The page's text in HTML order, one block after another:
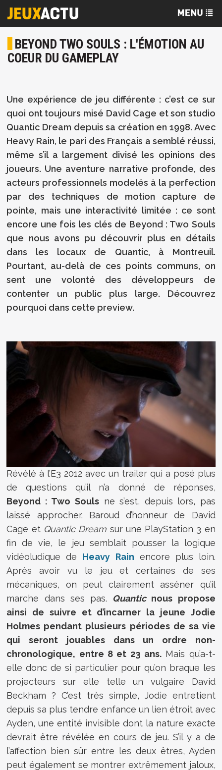
BEYOND TWO SOULS : L'ÉMOTION AU
COEUR DU GAMEPLAY
Une expérience de jeu différente : c’est ce sur
quoi ont toujours misé David Cage et son studio
Quantic Dream depuis sa création en 1998. Avec
Heavy Rain, le pari des Français a semblé réussi,
même s’il a largement divisé les opinions des
joueurs. Une aventure narrative profonde, des
acteurs professionnels modelés à la perfection
par des techniques de motion capture de
pointe, mais une interactivité limitée : ce sont
encore une fois les clés de Beyond : Two Souls
que nous avons pu découvrir plus en détails
dans les locaux de Quantic, à Montreuil.
Pourtant, au-delà de ces points communs, on
sent une volonté des développeurs de
contenter un public plus large. Découvrez
pourquoi dans cette preview.
Révélé à l’E3 2012 avec un trailer qui a posé plus
de questions qu’il n’a donné de réponses,
Beyond : Two Soulsne s’est, depuis lors, pas
laissé approcher. Baroud d’honneur de David
Cage et Quantic Dream sur une PlayStation 3 en
fin de vie, le jeu semblait pousser la logique
vidéoludique de Heavy Rain encore plus loin.
Après avoir vu le jeu et certaines de ses
mécaniques, on peut clairement asséner qu’il
marche dans ses pas. Quanticnous propose
ainsi de suivre et d’incarner la jeune Jodie
Holmes pendant plusieurs périodes de sa vie
qui seront jouables dans un ordre non-
chronologique, entre 8 et 23 ans.Mais qu’a-t-
elle donc de si particulier pour qu’on braque les
projecteurs sur elle telle un vulgaire David
Beckham ? C’est très simple, Jodie entretient
depuis sa plus tendre enfance un lien étroit avec
Ayden, une entité invisible dont la nature exacte
devrait être révélée en cours de jeu. S’il y a de
l’affection bien sûr entre les deux êtres, Ayden
peut également se montrer extrêmement jaloux,